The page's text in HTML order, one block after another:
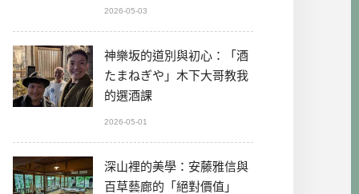
2026-05-03
神樂坂的道別與初心：「酒
たまねぎや」木下大哥教我
的選酒課
2026-05-01
深山裡的美學：安藤雅信與
百草藝廊的「絕對價值」